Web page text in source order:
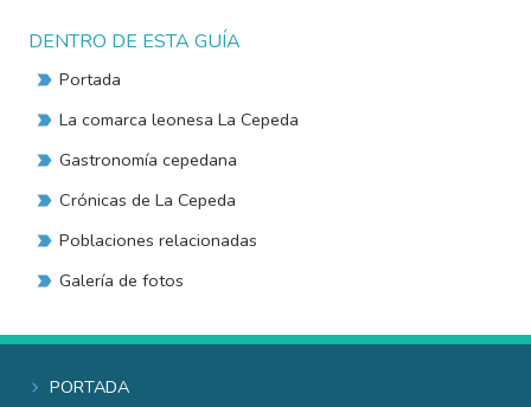
DENTRO DE ESTA GUÍA
Portada
La comarca leonesa La Cepeda
Gastronomía cepedana
Crónicas de La Cepeda
Poblaciones relacionadas
Galería de fotos
Portada